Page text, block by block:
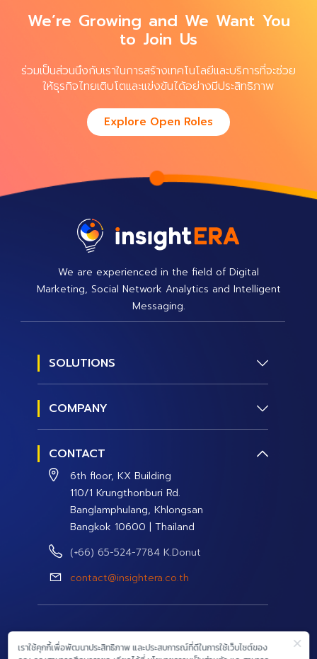
เราใช้คุกกี้เพื่อพัฒนาประสิทธิภาพ และประสบการณ์ที่ดีในการใช้เว็บไซต์ของ
We’re Growing and We Want You
to Join Us
ร่วมเป็นส่วนนึงกับเราในการสร้างเทคโนโลยีและบริการที่จะช่วย
ให้ธุรกิจไทยเติบโตและแข่งขันได้อย่างมีประสิทธิภาพ
Explore Open Roles
We are experienced in the field of Digital
Marketing, Social Network Analytics and Intelligent
Messaging.
SOLUTIONS
Social Management
Social Campaign
COMPANY
Contact Us
Careers
CONTACT
6th floor, KX Building
110/1 Krungthonburi Rd.
Banglamphulang, Khlongsan
Bangkok 10600 | Thailand
(+66) 65-524-7784 K.Donut
contact@insightera.co.th
© 2026 InsightEra Co., Ltd. All rights reserved.